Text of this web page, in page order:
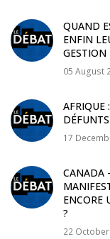
QUAND
ENFIN
GESTION
05 August
17
CANADA
ENCORE
?
22